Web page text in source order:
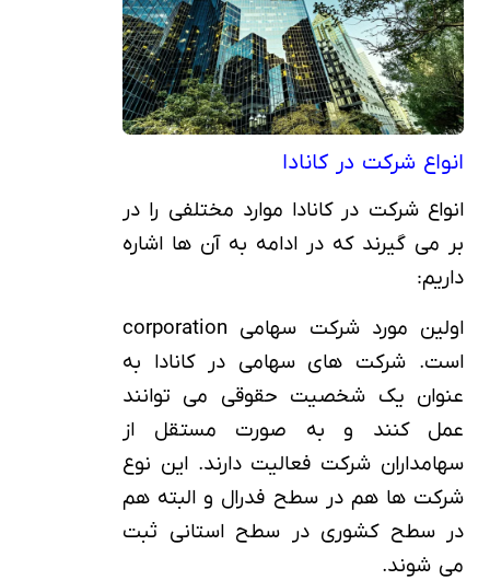
انواع شرکت در کانادا
انواع شرکت در کانادا موارد مختلفی را در
بر می گیرند که در ادامه به آن ها اشاره
داریم:
اولین مورد شرکت سهامی corporation
است. شرکت های سهامی در کانادا به
عنوان یک شخصیت حقوقی می توانند
عمل کنند و به صورت مستقل از
سهامداران شرکت فعالیت دارند. این نوع
شرکت ها هم در سطح فدرال و البته هم
در سطح کشوری در سطح استانی ثبت
می شوند.